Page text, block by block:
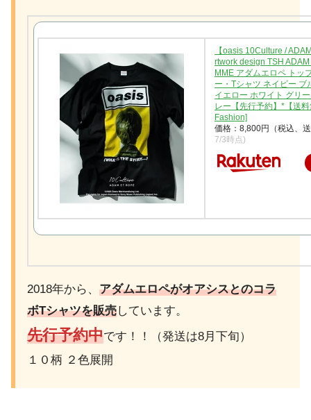
【oasis 10Culture /
rtwork design TSH ADAM
MME アダムエロペ トッ
ー・Tシャツ ネイビー ブ
イエロー ホワイト グリ
レー【先行予約】*【送
Fashion]
価格：8,800円（税込、
7/3時点)
2018年から、アダムエロペがオアシスとのコラ
ボTシャツを販売しています。
先行予約中です！！（発送は8月下旬）
１０柄 ２色展開